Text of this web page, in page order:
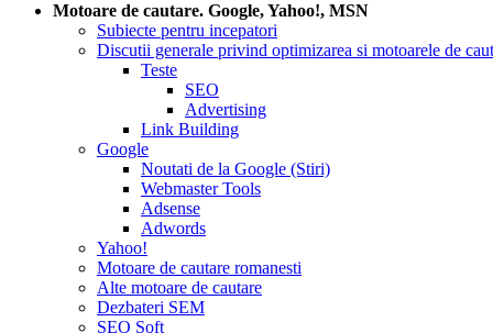
Motoare de cautare. Google, Yahoo!, MSN
Subiecte pentru incepatori
Discutii generale privind optimizarea si motoarele de
Teste
SEO
Advertising
Link Building
Google
Noutati de la Google (Stiri)
Webmaster Tools
Adsense
Adwords
Yahoo!
Motoare de cautare romanesti
Alte motoare de cautare
Dezbateri SEM
SEO Soft